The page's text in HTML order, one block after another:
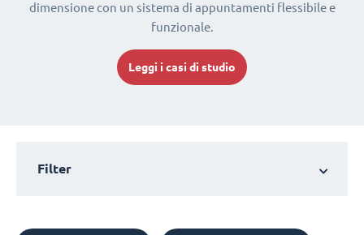
dimensione con un sistema di appuntamenti flessibile e
funzionale.
Leggi i casi di studio
Filter